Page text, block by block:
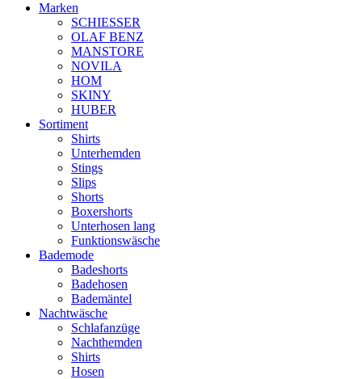
Marken
SCHIESSER
OLAF BENZ
MANSTORE
NOVILA
HOM
SKINY
HUBER
Sortiment
Shirts
Unterhemden
Stings
Slips
Shorts
Boxershorts
Unterhosen lang
Funktionswäsche
Bademode
Badeshorts
Badehosen
Bademäntel
Nachtwäsche
Schlafanzüge
Nachthemden
Shirts
Hosen